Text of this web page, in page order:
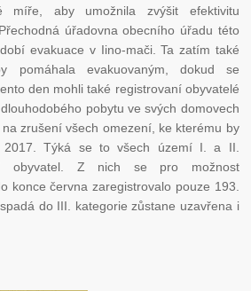
míře, aby umožnila zvýšit efektivitu
úřadovna obecního úřadu této
evakuace v Iino-mači. Ta zatím také
pomáhala evakuovaným, dokud se
den mohli také registrovaní obyvatelé
pobytu ve svých domovech
zrušení všech omezení, ke kterému by
2017. Týká se to všech území I. a II.
obyvatel. Z nich se pro možnost
konce června zaregistrovalo pouze 193.
do III. kategorie zůstane uzavřena i